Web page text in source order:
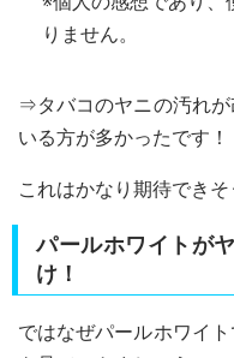
りません。
⇒タバコのヤニの汚れが
いる方が多かったです！
これはかなり期待できそ
パールホワイトが
け！
ではなぜパールホワイ